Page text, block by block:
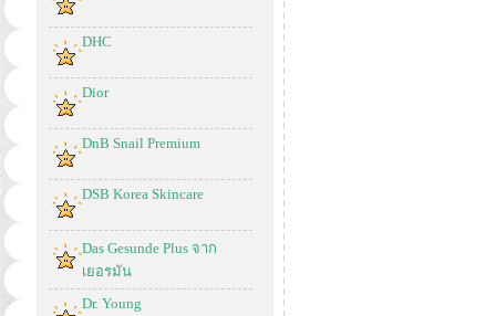
DHC
Dior
DnB Snail Premium
DSB Korea Skincare
Das Gesunde Plus จาก
เยอรมัน
Dr. Young